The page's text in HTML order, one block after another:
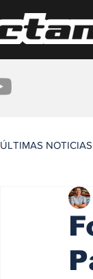
ÚLTIMAS NOTICIAS